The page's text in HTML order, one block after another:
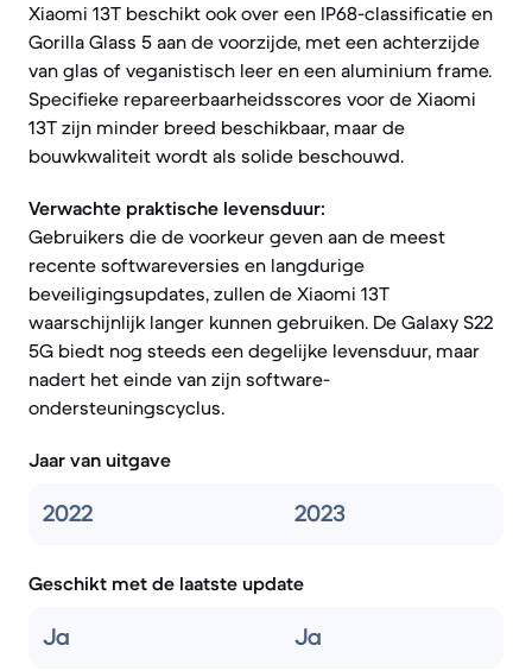
Xiaomi 13T beschikt ook over een IP68-classificatie en
Gorilla Glass 5 aan de voorzijde, met een achterzijde
van glas of veganistisch leer en een aluminium frame.
Specifieke repareerbaarheidsscores voor de Xiaomi
13T zijn minder breed beschikbaar, maar de
bouwkwaliteit wordt als solide beschouwd.
Verwachte praktische levensduur:
Gebruikers die de voorkeur geven aan de meest
recente softwareversies en langdurige
beveiligingsupdates, zullen de Xiaomi 13T
waarschijnlijk langer kunnen gebruiken. De Galaxy S22
5G biedt nog steeds een degelijke levensduur, maar
nadert het einde van zijn software-
ondersteuningscyclus.
Jaar van uitgave
2022 2023
Geschikt met de laatste update
Ja Ja